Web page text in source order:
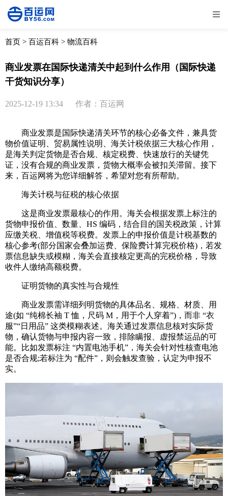
全部 物流资讯
取消
首页 > 百运百科 > 物流百科
商业发票在国际快递清关中起到什么作用（国际快递
干货知识分享）
2025-12-19 13:34 作者：百运网
商业发票是国际快递清关环节的核心必备文件，兼具货
物价值证明、贸易属性说明、海关计税依据三大核心作用，
是海关判定货物是否合规、核定税费、快速放行的关键凭
证，没有合规的商业发票，货物大概率会被扣关滞留。接下
来，百运网将为您详细解答，希望对您有所帮助。
海关计税与征税的核心依据
这是商业发票最核心的作用。海关会根据发票上标注的
货物申报价值、数量、HS 编码，结合目的国关税政策，计算
应缴关税、增值税等税费。发票上的申报价值是计税基数的
核心参考(部分国家会叠加运费、保险费计算完税价格)，若发
票信息缺失或模糊，海关会直接核定更高的完税价格，导致
收件人缴纳高额税费。
证明货物的真实性与合规性
商业发票需详细列明货物的具体品名、规格、材质、用
途(如 “纯棉长袖 T 恤，尺码 M，用于个人穿着”)，而非 “衣
服”“日用品” 这类模糊表述。海关通过发票信息核对实际货
物，确认货物与申报内容一致，排除瞒报、虚报禁运品的可
能。比如发票标注 “内置电池手机”，海关会针对性核查电池
是否合规;若标注为 “配件”，则会触发查验，认定为申报不
实。